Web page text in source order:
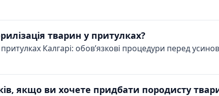
тварин у притулках?
Калгарі: обов’язкові процедури перед
якщо ви хочете придбати породисту